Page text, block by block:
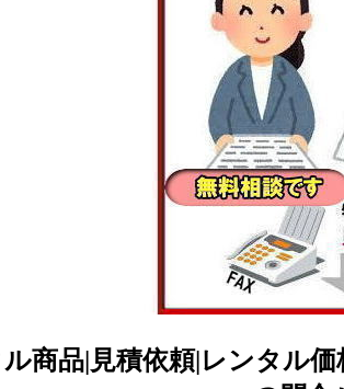
商品|見積依頼|レンタル